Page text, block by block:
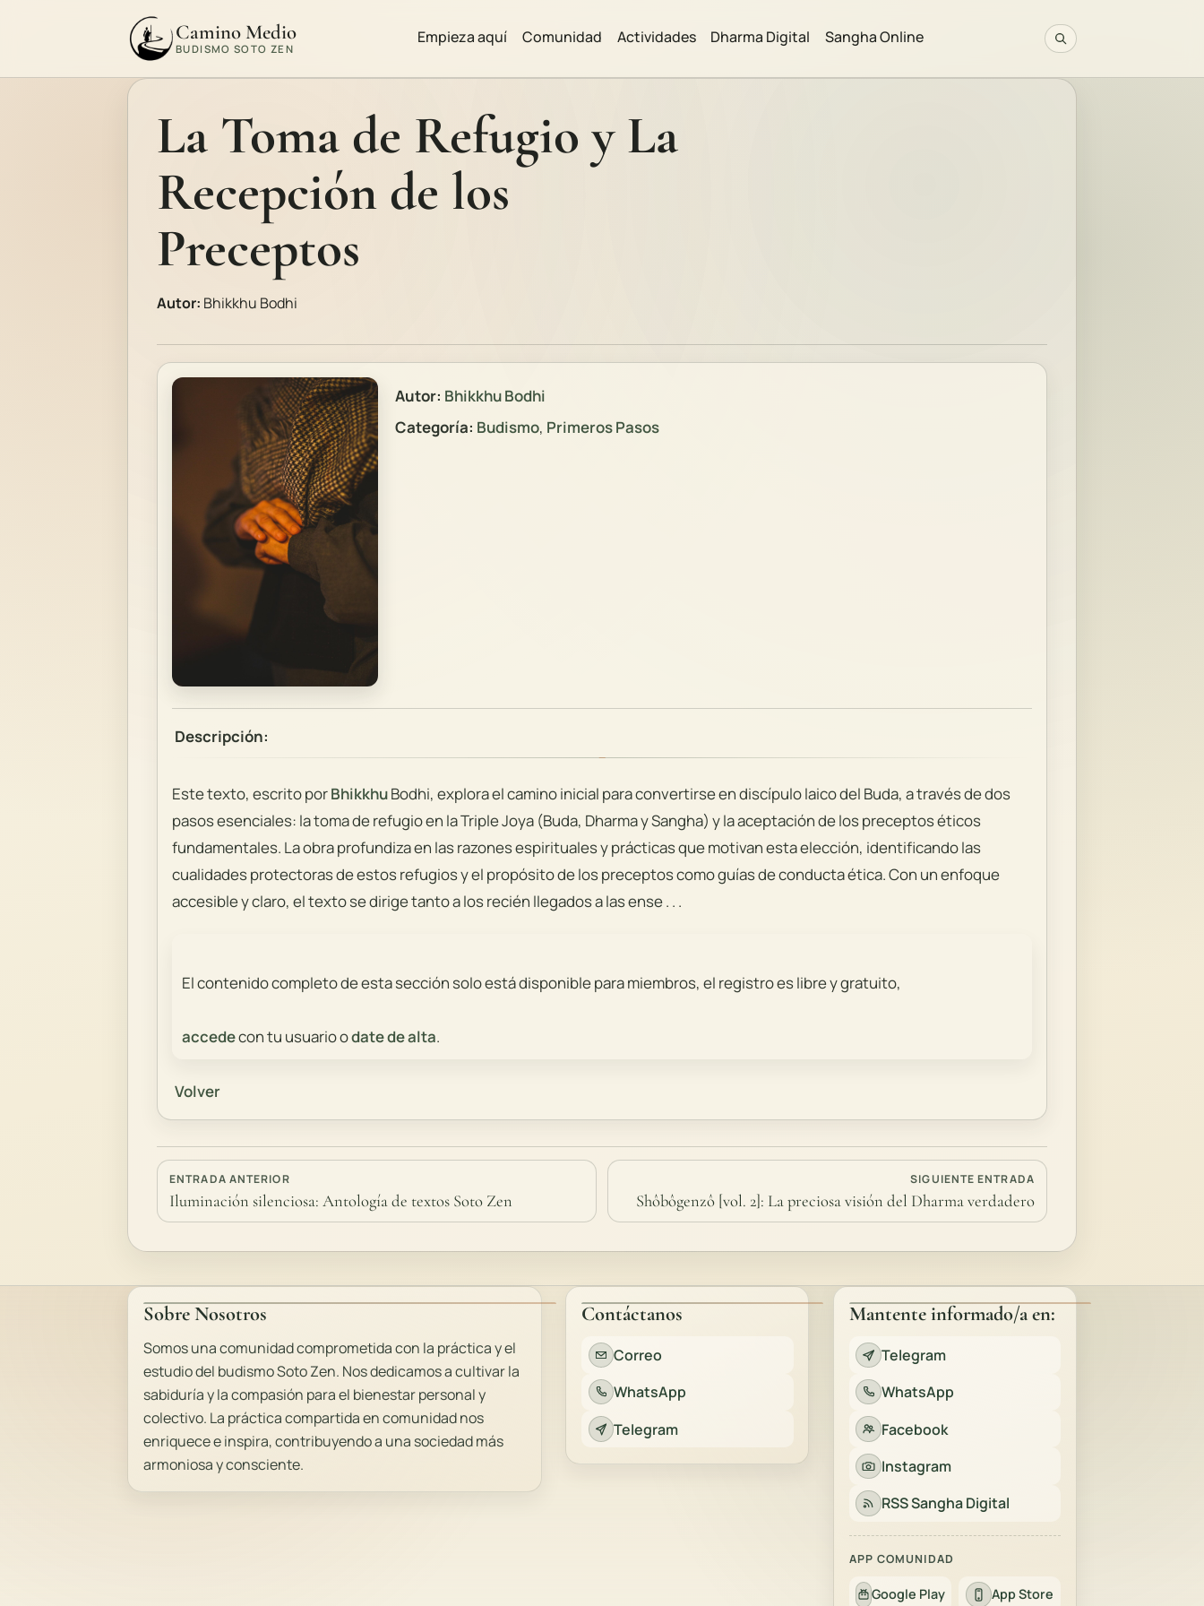
Camino Medio
BUDISMO SOTO ZEN
Empieza aquí Comunidad Actividades Dharma Digital Sangha Online
La Toma de Refugio y La
Recepción de los
Preceptos
Autor: Bhikkhu Bodhi
Autor: Bhikkhu Bodhi
Categoría: Budismo, Primeros Pasos
Descripción:
Este texto, escrito porBhikkhuBodhi, explora el camino inicial para convertirse en discípulo laico del Buda, a través de dos
pasos esenciales: la toma de refugio en la Triple Joya (Buda, Dharma y Sangha) y la aceptación de los preceptos éticos
fundamentales. La obra profundiza en las razones espirituales y prácticas que motivan esta elección, identificando las
cualidades protectoras de estos refugios y el propósito de los preceptos como guías de conducta ética. Con un enfoque
accesible y claro, el texto se dirige tanto a los recién llegados a las ense . . .
El contenido completo de esta sección solo está disponible para miembros, el registro es libre y gratuito,
accedecon tu usuario odate de alta.
Volver
ENTRADA ANTERIOR
Iluminación silenciosa: Antología de textos Soto Zen
SIGUIENTE ENTRADA
Shôbôgenzô [vol. 2]: La preciosa visión del Dharma verdadero
Sobre Nosotros
Somos una comunidad comprometida con la práctica y el
estudio del budismo Soto Zen. Nos dedicamos a cultivar la
sabiduría y la compasión para el bienestar personal y
colectivo. La práctica compartida en comunidad nos
enriquece e inspira, contribuyendo a una sociedad más
armoniosa y consciente.
Contáctanos
Correo
WhatsApp
Telegram
Mantente informado/a en:
Telegram
WhatsApp
Facebook
Instagram
RSS Sangha Digital
APP COMUNIDAD
Google Play App Store